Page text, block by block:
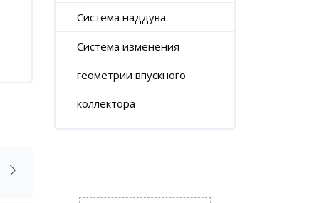
Система наддува
Система изменения
геометрии впускного
коллектора